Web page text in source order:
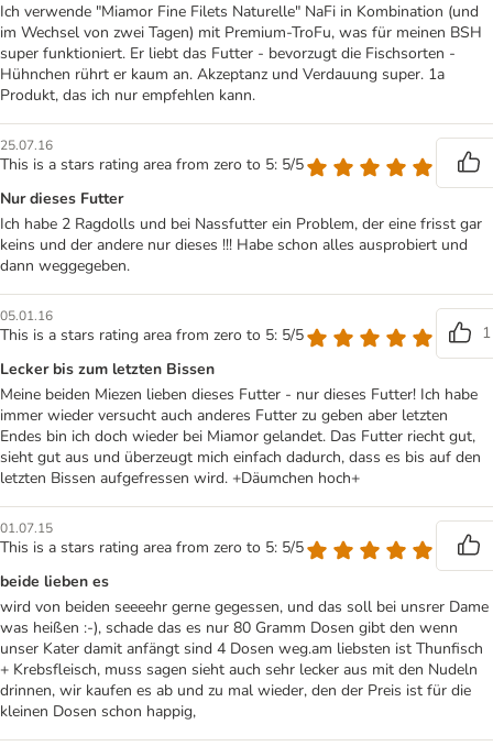
Ich verwende "Miamor Fine Filets Naturelle" NaFi in Kombination (und
im Wechsel von zwei Tagen) mit Premium-TroFu, was für meinen BSH
super funktioniert. Er liebt das Futter - bevorzugt die Fischsorten -
Hühnchen rührt er kaum an. Akzeptanz und Verdauung super. 1a
Produkt, das ich nur empfehlen kann.
25.07.16
This is a stars rating area from zero to 5: 5/5
Nur dieses Futter
Ich habe 2 Ragdolls und bei Nassfutter ein Problem, der eine frisst gar
keins und der andere nur dieses !!! Habe schon alles ausprobiert und
dann weggegeben.
05.01.16
This is a stars rating area from zero to 5: 5/5
1
Lecker bis zum letzten Bissen
Meine beiden Miezen lieben dieses Futter - nur dieses Futter! Ich habe
immer wieder versucht auch anderes Futter zu geben aber letzten
Endes bin ich doch wieder bei Miamor gelandet. Das Futter riecht gut,
sieht gut aus und überzeugt mich einfach dadurch, dass es bis auf den
letzten Bissen aufgefressen wird. +Däumchen hoch+
01.07.15
This is a stars rating area from zero to 5: 5/5
beide lieben es
wird von beiden seeeehr gerne gegessen, und das soll bei unsrer Dame
was heißen :-), schade das es nur 80 Gramm Dosen gibt den wenn
unser Kater damit anfängt sind 4 Dosen weg.am liebsten ist Thunfisch
+ Krebsfleisch, muss sagen sieht auch sehr lecker aus mit den Nudeln
drinnen, wir kaufen es ab und zu mal wieder, den der Preis ist für die
kleinen Dosen schon happig,